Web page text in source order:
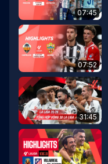
07:45
07:52
31:45